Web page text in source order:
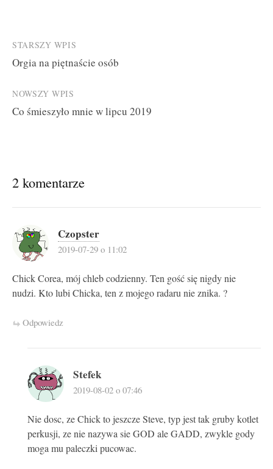
Post
navigation
STARSZY WPIS
Orgia na piętnaście osób
NOWSZY WPIS
Co śmieszyło mnie w lipcu 2019
2 komentarze
Czopster
2019-07-29 o 11:02
Chick Corea, mój chleb codzienny. Ten gość się nigdy nie
nudzi. Kto lubi Chicka, ten z mojego radaru nie znika. ?
Odpowiedz
Stefek
2019-08-02 o 07:46
Nie dosc, ze Chick to jeszcze Steve, typ jest tak gruby kotlet
perkusji, ze nie nazywa sie GOD ale GADD, zwykle gody
moga mu paleczki pucowac.